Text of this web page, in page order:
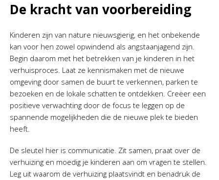
De kracht van voorbereiding
Kinderen zijn van nature nieuwsgierig, en het onbekende
kan voor hen zowel opwindend als angstaanjagend zijn.
Begin daarom met het betrekken van je kinderen in het
verhuisproces. Laat ze kennismaken met de nieuwe
omgeving door samen de buurt te verkennen, parken te
bezoeken en de lokale schatten te ontdekken. Creëer een
positieve verwachting door de focus te leggen op de
spannende mogelijkheden die de nieuwe plek te bieden
heeft.
De sleutel hier is communicatie. Zit samen, praat over de
verhuizing en moedig je kinderen aan om vragen te stellen.
Leg uit waarom de verhuizing plaatsvindt en benadruk de